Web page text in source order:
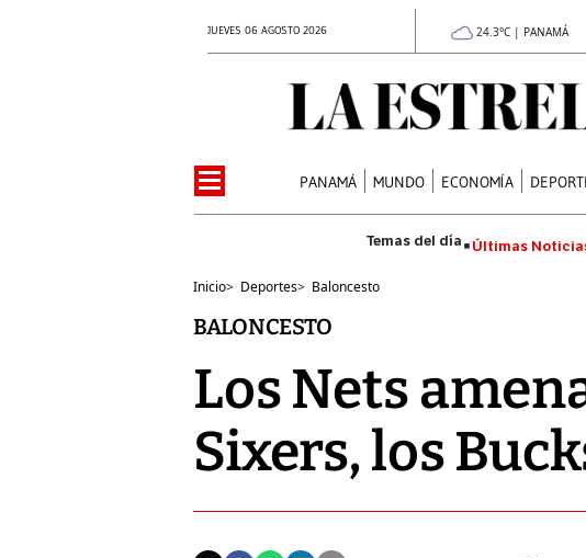
JUEVES 06 AGOSTO 2026 24.3°C | PANAMÁ
PANAMÁ MUNDO ECONOMÍA
Últimas
Inicio> Deportes> Baloncesto
BALONCESTO
Los Nets
Sixers, los